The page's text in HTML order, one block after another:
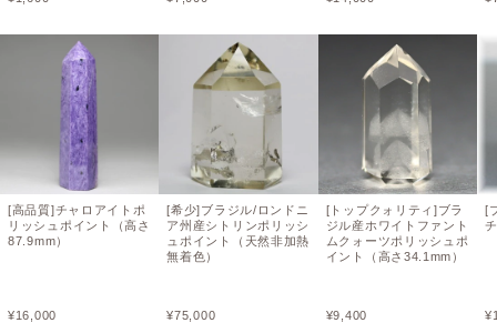
[高品質]チャロアイトポ
リッシュポイント（高さ
87.9mm）
¥16,000
[希少]ブラジル/ロンドニ
ア州産シトリンポリッシ
ュポイント（天然非加熱
無着色）
¥75,000
[トップクォリティ]ブラ
ジル産ホワイトファント
ムクォーツポリッシュポ
イント（高さ34.1mm）
¥9,400
[
¥